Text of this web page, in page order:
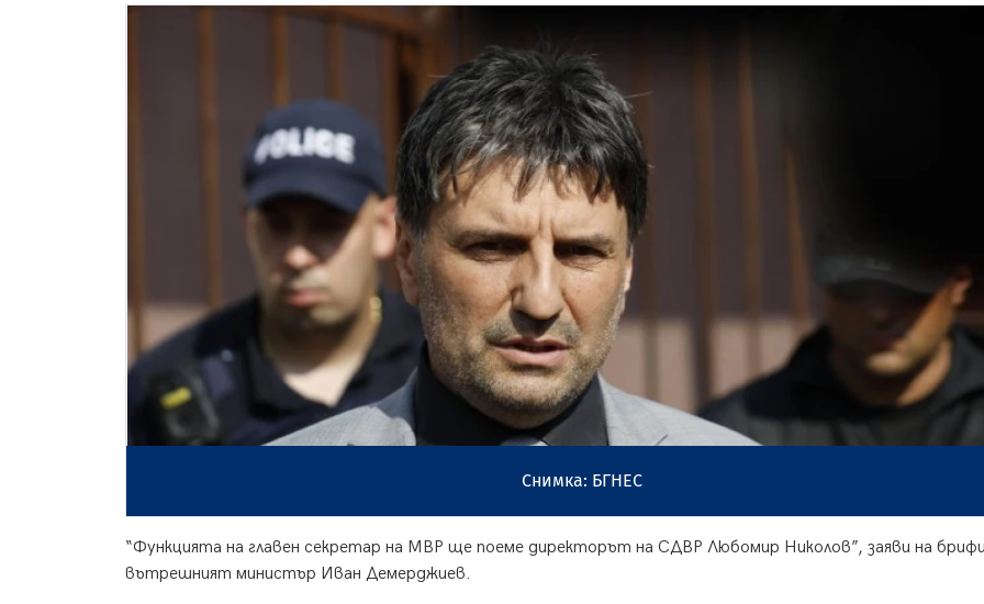
Снимка: БГНЕС
“Функцията на главен секретар на МВР ще поеме директорът на СДВР Любомир Николов”, заяви на
вътрешният министър Иван Демерджиев.